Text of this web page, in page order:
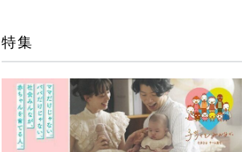
特集